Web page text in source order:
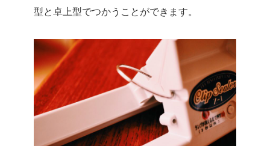
型と卓上型でつかうことができます。